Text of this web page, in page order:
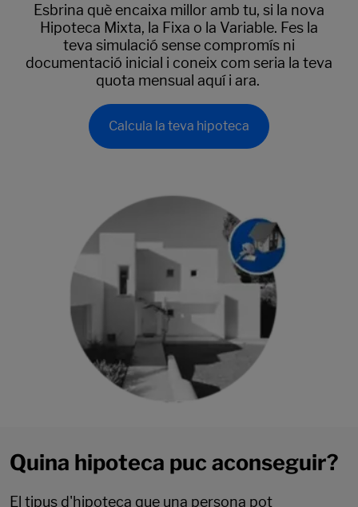
Esbrina què encaixa millor amb tu, si la nova
Hipoteca Mixta, la Fixa o la Variable. Fes la
teva simulació sense compromís ni
documentació inicial i coneix com seria la teva
quota mensual aquí i ara.
Calcula la teva hipoteca
Quina hipoteca puc aconseguir?
El tipus d'hipoteca que una persona pot